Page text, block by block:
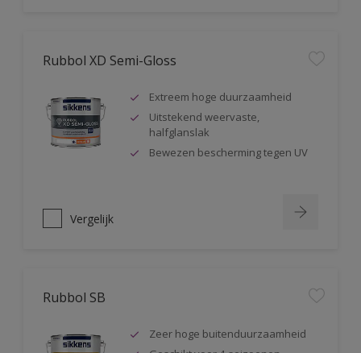
Rubbol XD Semi-Gloss
Extreem hoge duurzaamheid
Uitstekend weervaste,
halfglanslak
Bewezen bescherming tegen UV
Vergelijk
Rubbol SB
Zeer hoge buitenduurzaamheid